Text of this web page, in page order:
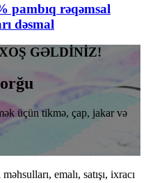
pambıq rəqəmsal
dəsmal
GƏLDİNİZ!
üçün tikmə, çap, jakar və
emalı, satışı, ixracı